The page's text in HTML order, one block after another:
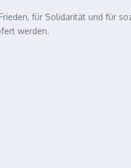
für Solidarität und für
werden.